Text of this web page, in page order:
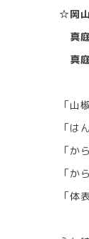
☆岡
真
真
「山
「は
「か
「か
「体